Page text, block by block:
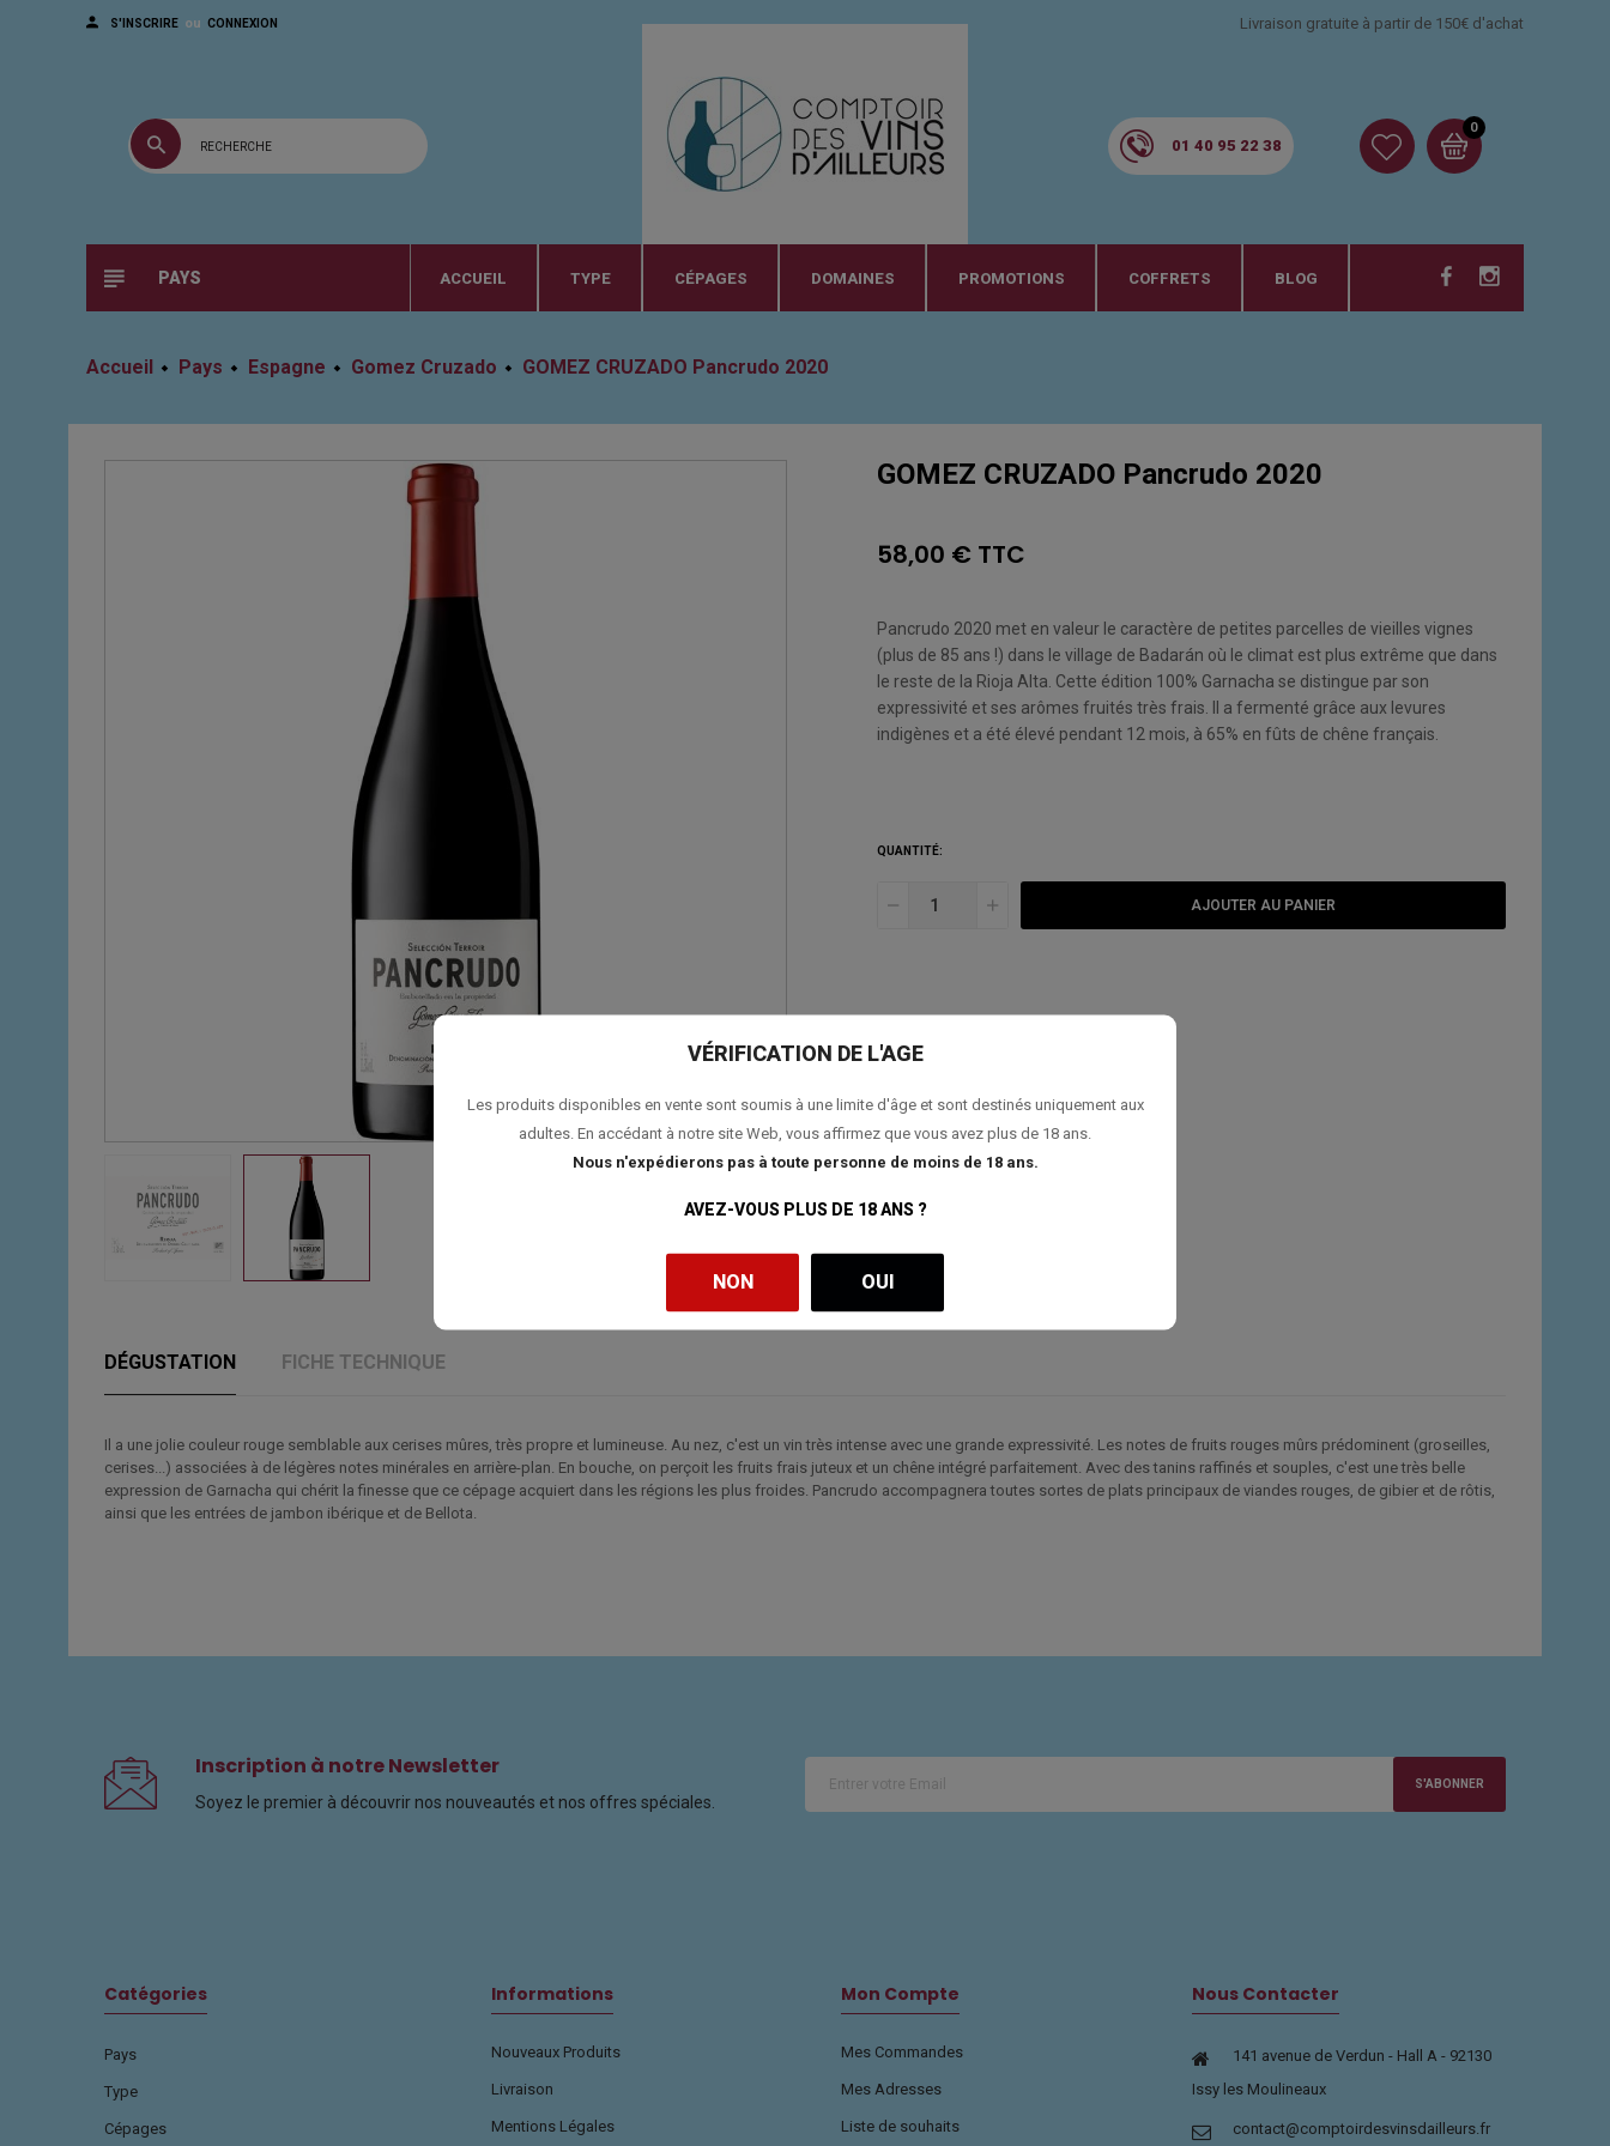
VÉRIFICATION DE L'AGE
Les produits disponibles en vente sont soumis à une limite d'âge et sont destinés uniquement aux
adultes. En accédant à notre site Web, vous affirmez que vous avez plus de 18 ans.
Nous n'expédierons pas à toute personne de moins de 18 ans.
AVEZ-VOUS PLUS DE 18 ANS ?
NON OUI
S'INSCRIRE ou CONNEXION Livraison gratuite à partir de 150€ d'achat
01 40 95 22 38
0
PAYS ACCUEIL TYPE CÉPAGES DOMAINES PROMOTIONS COFFRETS BLOG
Accueil Pays Espagne Gomez Cruzado GOMEZ CRUZADO Pancrudo 2020
GOMEZ CRUZADO Pancrudo 2020
58,00 € TTC
Pancrudo 2020 met en valeur le caractère de petites parcelles de vieilles vignes
(plus de 85 ans !) dans le village de Badarán où le climat est plus extrême que dans
le reste de la Rioja Alta. Cette édition 100% Garnacha se distingue par son
expressivité et ses arômes fruités très frais. Il a fermenté grâce aux levures
indigènes et a été élevé pendant 12 mois, à 65% en fûts de chêne français.
QUANTITÉ:
AJOUTER AU PANIER
DÉGUSTATION FICHE TECHNIQUE
Il a une jolie couleur rouge semblable aux cerises mûres, très propre et lumineuse. Au nez, c'est un vin très intense avec une grande expressivité. Les notes de fruits rouges mûrs prédominent (groseilles,
cerises...) associées à de légères notes minérales en arrière-plan. En bouche, on perçoit les fruits frais juteux et un chêne intégré parfaitement. Avec des tanins raffinés et souples, c'est une très belle
expression de Garnacha qui chérit la finesse que ce cépage acquiert dans les régions les plus froides. Pancrudo accompagnera toutes sortes de plats principaux de viandes rouges, de gibier et de rôtis,
ainsi que les entrées de jambon ibérique et de Bellota.
Inscription à notre Newsletter
Soyez le premier à découvrir nos nouveautés et nos offres spéciales.
S'ABONNER
Catégories
Pays
Type
Cépages
Informations
Nouveaux Produits
Livraison
Mentions Légales
Mon Compte
Mes Commandes
Mes Adresses
Liste de souhaits
Nous Contacter
141 avenue de Verdun - Hall A - 92130
Issy les Moulineaux
contact@comptoirdesvinsdailleurs.fr